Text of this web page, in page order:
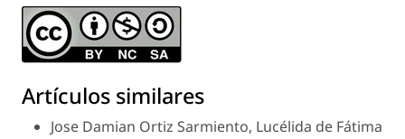
Artículos similares
Jose Damian Ortiz Sarmiento, Lucélida de Fátima